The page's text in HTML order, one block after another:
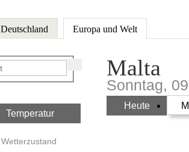
Deutschland Europa und Welt
Temperatur
Wetterzustand
Malta
Sonntag,
Heute